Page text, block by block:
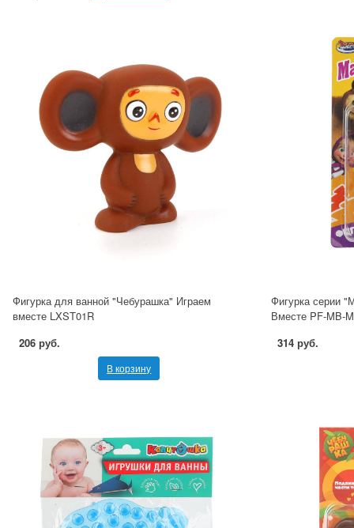
Фигурка для ванной "Чебурашка" Играем
вместе LXST01R
206 руб.
В корзину
Фигурка серии
Вместе PF-MB-
314 руб.